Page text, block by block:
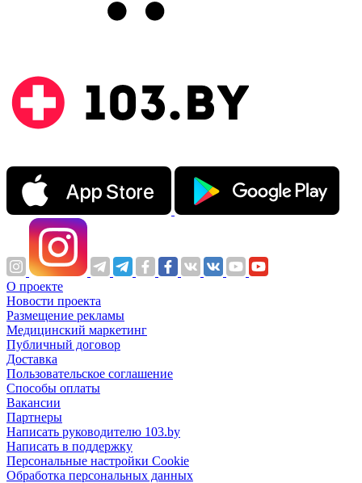
О проекте
Новости проекта
Размещение рекламы
Медицинский маркетинг
Публичный договор
Доставка
Пользовательское соглашение
Способы оплаты
Вакансии
Партнеры
Написать руководителю 103.by
Написать в поддержку
Персональные настройки Cookie
Обработка персональных данных